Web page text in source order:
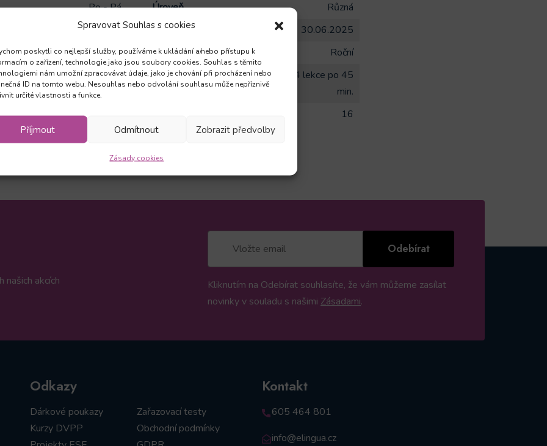
Spravovat Souhlas s cookies
poskytli co nejlepší služby, používáme k ukládání a/nebo přístupu k
o zařízení, technologie jako jsou soubory cookies. Souhlas s těmito
nám umožní zpracovávat údaje, jako je chování při procházení nebo
ID na tomto webu. Nesouhlas nebo odvolání souhlasu může nepříznivě
určité vlastnosti a funkce.
Příjmout Odmítnout Zobrazit předvolby
Zásady cookies
Po - Pá Úroveň
Různá
2.09.2024 Konec kurzu
30.06.2025
9:00 - 12:15 Typ kurzu
Roční
Obecný jazyk
Počet hodin / lekcí
5 dní x 4 lekce po 45
min.
16
akcích
Odebírat
Kliknutím na Odebírat souhlasíte, že vám můžeme zasílat
novinky v souladu s našimi Zásadami.
Odkazy
Dárkové poukazy
Kurzy DVPP
Zařazovací testy
Obchodní podmínky
Kontakt
605 464 801
info@elingua.cz